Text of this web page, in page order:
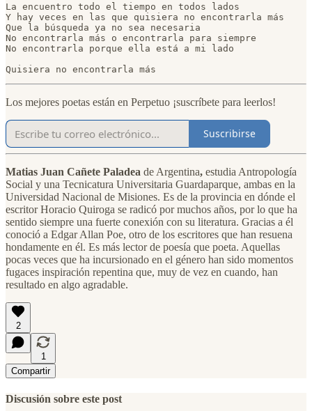
La encuentro todo el tiempo en todos lados
Y hay veces en las que quisiera no encontrarla más
Que la búsqueda ya no sea necesaria
No encontrarla más o encontrarla para siempre
No encontrarla porque ella está a mi lado
Quisiera no encontrarla más
Los mejores poetas están en Perpetuo ¡suscríbete para leerlos!
Suscribirse
Matias Juan Cañete Paladea de Argentina, estudia Antropología
Social y una Tecnicatura Universitaria Guardaparque, ambas en la
Universidad Nacional de Misiones. Es de la provincia en dónde el
escritor Horacio Quiroga se radicó por muchos años, por lo que ha
sentido siempre una fuerte conexión con su literatura. Gracias a él
conoció a Edgar Allan Poe, otro de los escritores que han resuena
hondamente en él. Es más lector de poesía que poeta. Aquellas
pocas veces que ha incursionado en el género han sido momentos
fugaces inspiración repentina que, muy de vez en cuando, han
resultado en algo agradable.
2
1
Compartir
Discusión sobre este post